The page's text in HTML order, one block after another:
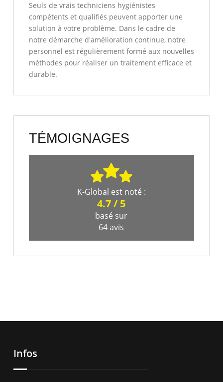
Seuls de vrais techniciens hygiénistes
compétents et qualifiés peuvent apporter une
solution à votre problème. Dans le cadre de
notre démarche d'amélioration continue, notre
personnel est régulièrement formé aux nouvelles
méthodes pour réaliser un traitement efficace et
durable.
TÉMOIGNAGES
K-Global est noté :
4.7/ 5
basé sur
64avis
Infos